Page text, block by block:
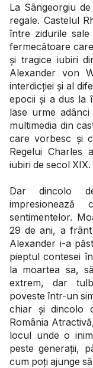
La Sângeorgiu
regale. Castelul
între zidurile sale
fermecătoare
și tragice iubiri
Alexander von
interdicției și al
epocii și a dus la
lase urme
multimedia din
care vorbesc și
Regelui Charles
iubiri de secol XIX.
Dar dincolo
sentimentelor.
29 de ani, a
Alexander i-a
pieptul contesei
la moartea sa,
extrem, dar
poveste într-un
chiar și dincolo
România
locul unde o
peste generații,
cum poți ajunge